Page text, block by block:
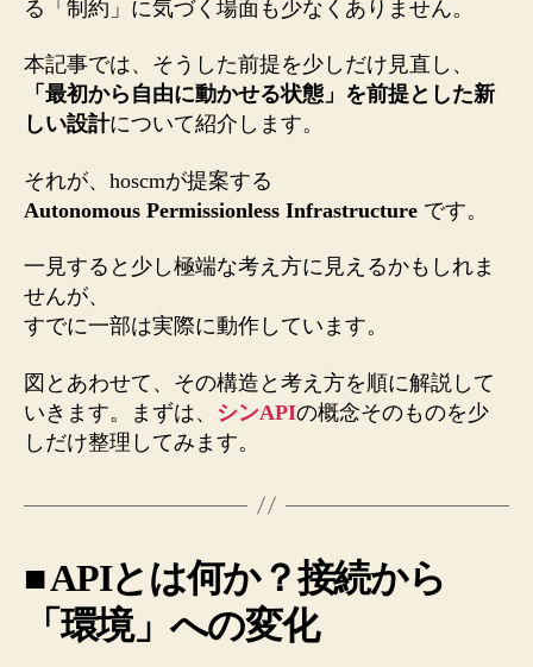
る「制約」に気づく場面も少なくありません。
本記事では、そうした前提を少しだけ見直し、
「最初から自由に動かせる状態」を前提とした新
しい設計について紹介します。
それが、hoscmが提案する
Autonomous Permissionless Infrastructure です。
一見すると少し極端な考え方に見えるかもしれま
せんが、
すでに一部は実際に動作しています。
図とあわせて、その構造と考え方を順に解説して
いきます。まずは、 シンAPIの概念そのものを少
しだけ整理してみます。
■ APIとは何か？接続から
「環境」への変化